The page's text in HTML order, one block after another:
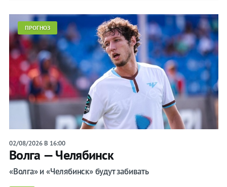
ПРОГНОЗ
02/08/2026 В 16:00
Волга — Челябинск
«Волга» и «Челябинск» будут забивать
на спорт
Букмекеры
Хоккей
Теннис
Бои
Прочие
Игры